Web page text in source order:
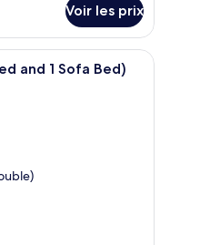
Voir les prix
une fenêtre donnant sur un
chambre d’hôtel avec un grand lit,
and 1 Sofa Bed)